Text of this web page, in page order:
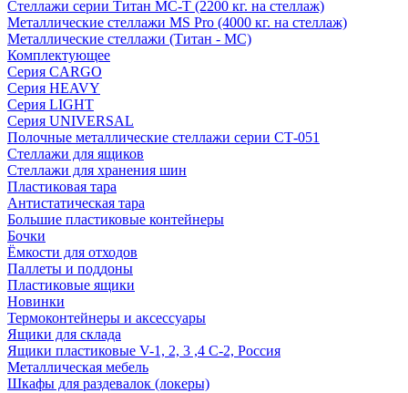
Стеллажи серии Титан МС-Т (2200 кг. на стеллаж)
Металлические стеллажи MS Pro (4000 кг. на стеллаж)
Металлические стеллажи (Титан - МС)
Комплектующее
Серия CARGO
Серия HEAVY
Серия LIGHT
Серия UNIVERSAL
Полочные металлические стеллажи серии СТ-051
Стеллажи для ящиков
Стеллажи для хранения шин
Пластиковая тара
Антистатическая тара
Большие пластиковые контейнеры
Бочки
Ёмкости для отходов
Паллеты и поддоны
Пластиковые ящики
Новинки
Термоконтейнеры и аксессуары
Ящики для склада
Ящики пластиковые V-1, 2, 3 ,4 С-2, Россия
Металлическая мебель
Шкафы для раздевалок (локеры)